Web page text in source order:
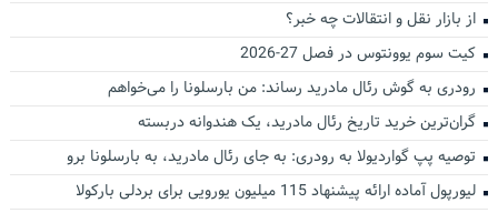
از بازار نقل و انتقالات چه خبر؟
کیت سوم یوونتوس در فصل 27-2026
رودری به گوش رئال مادرید رساند: من بارسلونا را می‌خواهم
گران‌ترین خرید تاریخ رئال مادرید، یک هندوانه دربسته
توصیه پپ گواردیولا به رودری: به جای رئال مادرید، به بارسلونا برو
لیورپول آماده ارائه پیشنهاد 115 میلیون یورویی برای بردلی بارکولا